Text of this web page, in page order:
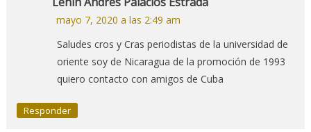
mayo 7, 2020 a las 2:49 am
Saludes cros y Cras periodistas de la universidad de
oriente soy de Nicaragua de la promoción de 1993
quiero contacto con amigos de Cuba
Responder